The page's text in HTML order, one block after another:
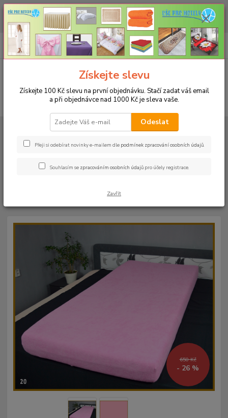
CHCETE NAKOUPIT VĚTŠÍ MNOŽSTVÍ NAŠICH PRODUKTŮ ZA LEPŠÍ
CENU? Klikněte ZDE
CZK
+420 773 794 023
Pondělí-pátek 9-16 hodin
0ks
za0 Kč
PROSTĚRADLA
Bavlněné prostěradla JERSEY s gumou - 45 barev
20 starorůžová
Bavlněné prostěradlo JERSEY
650 Kč
- 26 %
Získejte slevu
Získejte 100 Kč slevu na první objednávku. Stačí zadat váš email
a při objednávce nad 1000 Kč je sleva vaše.
Odeslat
Přeji si odebírat novinky e-mailem dle podmínek zpracování osobních údajů.
Souhlasím se zpracováním osobních údajů pro účely registrace.
Zavřít